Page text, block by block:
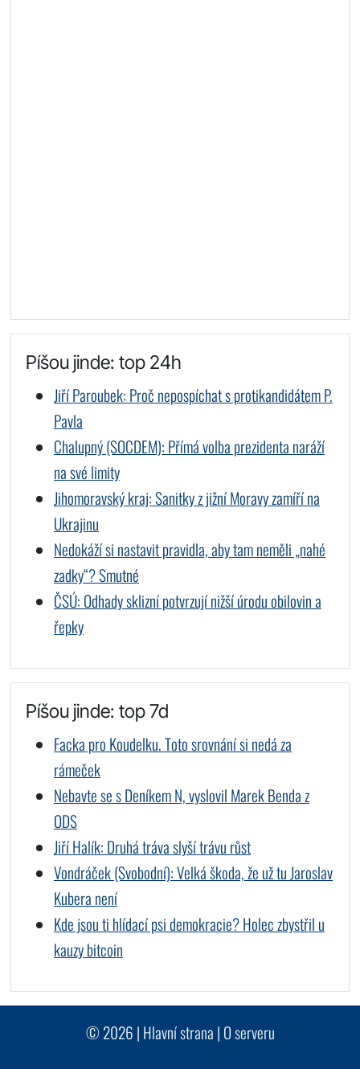
Píšou jinde: top 24h
Jiří Paroubek: Proč nepospíchat s protikandidátem P.
Pavla
Chalupný (SOCDEM): Přímá volba prezidenta naráží
na své limity
Jihomoravský kraj: Sanitky z jižní Moravy zamíří na
Ukrajinu
Nedokáží si nastavit pravidla, aby tam neměli „nahé
zadky“? Smutné
ČSÚ: Odhady sklizní potvrzují nižší úrodu obilovin a
řepky
Píšou jinde: top 7d
Facka pro Koudelku. Toto srovnání si nedá za
rámeček
Nebavte se s Deníkem N, vyslovil Marek Benda z
ODS
Jiří Halík: Druhá tráva slyší trávu růst
Vondráček (Svobodní): Velká škoda, že už tu Jaroslav
Kubera není
Kde jsou ti hlídací psi demokracie? Holec zbystřil u
kauzy bitcoin
© 2026 | Hlavní strana | O serveru